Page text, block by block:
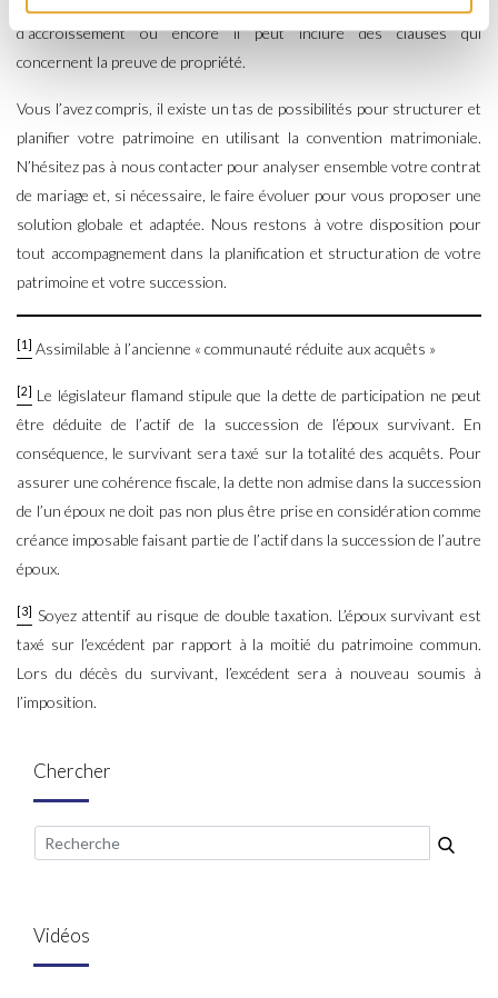
d’accroissement ou encore il peut inclure des clauses qui
concernent la preuve de propriété.
Vous l’avez compris, il existe un tas de possibilités pour structurer et
planifier votre patrimoine en utilisant la convention matrimoniale.
N’hésitez pas à nous contacter pour analyser ensemble votre contrat
de mariage et, si nécessaire, le faire évoluer pour vous proposer une
solution globale et adaptée. Nous restons à votre disposition pour
tout accompagnement dans la planification et structuration de votre
patrimoine et votre succession.
[1] Assimilable à l’ancienne « communauté réduite aux acquêts »
[2] Le législateur flamand stipule que la dette de participation ne peut
être déduite de l’actif de la succession de l’époux survivant. En
conséquence, le survivant sera taxé sur la totalité des acquêts. Pour
assurer une cohérence fiscale, la dette non admise dans la succession
de l’un époux ne doit pas non plus être prise en considération comme
créance imposable faisant partie de l’actif dans la succession de l’autre
époux.
[3] Soyez attentif au risque de double taxation. L’époux survivant est
taxé sur l’excédent par rapport à la moitié du patrimoine commun.
Lors du décès du survivant, l’excédent sera à nouveau soumis à
l’imposition.
Chercher
Vidéos